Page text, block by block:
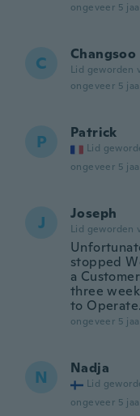
ongeveer 5
C Changsoo
Lid geworden
ongeveer 5
P Patrick
Lid
ongeveer 5
J Joseph
Lid geworden
stopped
a
three
to Operate.
ongeveer 5
N Nadja
Lid
ongeveer 5